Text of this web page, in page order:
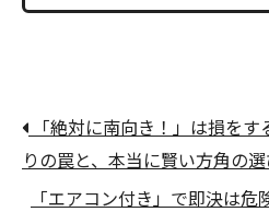
「絶対に南向き！」は損を
りの罠と、本当に賢い方角の
「エアコン付き」で即決は